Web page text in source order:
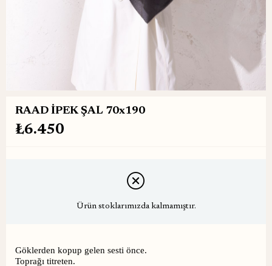
RAAD İPEK ŞAL 70x190
₺6.450
Ürün stoklarımızda kalmamıştır.
Göklerden kopup gelen sesti önce.
Toprağı titreten.